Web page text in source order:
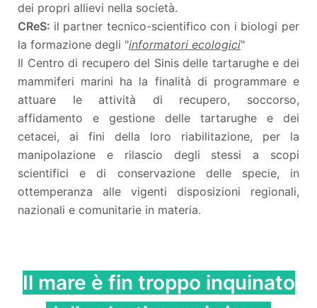
dei propri allievi nella società.
CReS: il partner tecnico-scientifico con i biologi per
la formazione degli "informatori ecologici"
Il Centro di recupero del Sinis delle tartarughe e dei
mammiferi marini ha la finalità di programmare e
attuare le attività di recupero, soccorso,
affidamento e gestione delle tartarughe e dei
cetacei, ai fini della loro riabilitazione, per la
manipolazione e rilascio degli stessi a scopi
scientifici e di conservazione delle specie, in
ottemperanza alle vigenti disposizioni regionali,
nazionali e comunitarie in materia.
Il mare è fin troppo inquinato